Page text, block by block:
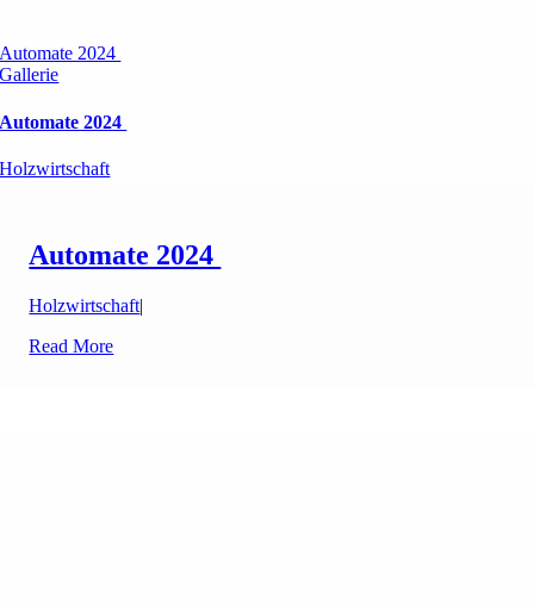
Automate 2024
Gallerie
Automate 2024
Holzwirtschaft
Automate 2024
Holzwirtschaft|
Read More